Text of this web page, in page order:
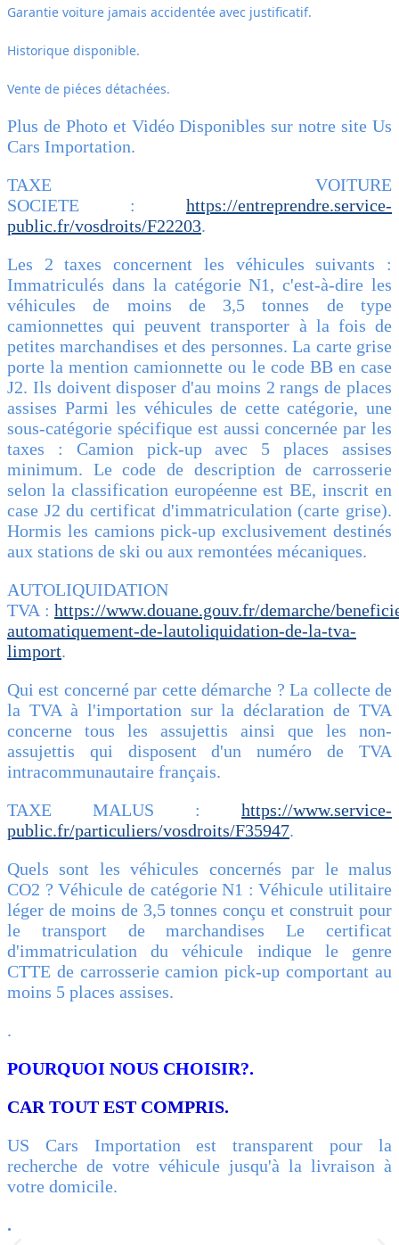
Garantie voiture jamais accidentée avec justificatif.
Historique disponible.
Vente de piéces détachées.
Plus de Photo et Vidéo Disponibles sur notre site Us
Cars Importation.
TAXE VOITURE
SOCIETE : https://entreprendre.service-
public.fr/vosdroits/F22203.
Les 2 taxes concernent les véhicules suivants :
Immatriculés dans la catégorie N1, c'est-à-dire les
véhicules de moins de 3,5 tonnes de type
camionnettes qui peuvent transporter à la fois de
petites marchandises et des personnes. La carte grise
porte la mention camionnette ou le code BB en case
J2. Ils doivent disposer d'au moins 2 rangs de places
assises Parmi les véhicules de cette catégorie, une
sous-catégorie spécifique est aussi concernée par les
taxes : Camion pick-up avec 5 places assises
minimum. Le code de description de carrosserie
selon la classification européenne est BE, inscrit en
case J2 du certificat d'immatriculation (carte grise).
Hormis les camions pick-up exclusivement destinés
aux stations de ski ou aux remontées mécaniques.
AUTOLIQUIDATION
TVA : https://www.douane.gouv.fr/demarche/
automatiquement-de-lautoliquidation-de-la-tva-
limport.
Qui est concerné par cette démarche ? La collecte de
la TVA à l'importation sur la déclaration de TVA
concerne tous les assujettis ainsi que les non-
assujettis qui disposent d'un numéro de TVA
intracommunautaire français.
TAXE MALUS : https://www.service-
public.fr/particuliers/vosdroits/F35947.
Quels sont les véhicules concernés par le malus
CO2 ? Véhicule de catégorie N1 : Véhicule utilitaire
léger de moins de 3,5 tonnes conçu et construit pour
le transport de marchandises Le certificat
d'immatriculation du véhicule indique le genre
CTTE de carrosserie camion pick-up comportant au
moins 5 places assises.
.
POURQUOI NOUS CHOISIR?.
CAR TOUT EST COMPRIS.
US Cars Importation est transparent pour la
recherche de votre véhicule jusqu'à la livraison à
votre domicile.
.